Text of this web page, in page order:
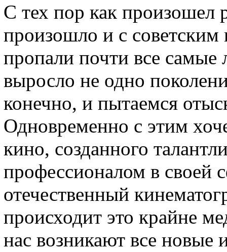
С тех пор как
произошло и с советским
пропали почти все
выросло не одно
конечно, и пытаемся
Одновременно с этим
кино, созданного
профессионалом в своей
отечественный
происходит это крайне
нас возникают все